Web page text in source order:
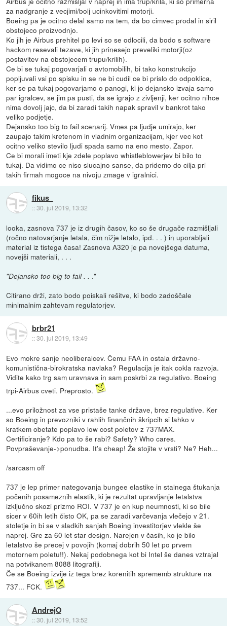
za nadgranje z vecjimi/bolj ucinkovitimi motorji.
Boeing pa je ocitno delal samo na tem, da bo cimvec prodal in siril
obstojeco proizvodnjo.
Ko jih je Airbus prehitel po levi so se odlocili, da bodo s software
hackom resevali tezave, ki jih prinesejo preveliki motorji(oz
postavitev na obstojecem trupu/krilih).
Ce bi se tukaj pogovarjali o avtomobilih, bi tako konstrukcijo
popljuvali vsi po spisku in se ne bi cudil ce bi prislo do odpoklica,
ker se pa tukaj pogovarjamo o panogi, ki jo dejansko izvaja samo
par igralcev, se jim pa pusti, da se igrajo z zivljenji, ker ocitno nihce
nima dovolj jajc, da bi zaradi takih napak spravil v bankrot tako
veliko podjetje.
Dejansko too big to fail scenarij. Vmes pa ljudje umirajo, ker
zaupajo takim kretenom in vladnim organizacijam, kjer vec kot
ocitno veliko stevilo ljudi spada samo na eno mesto. Zapor.
Ce bi morali imeti kje zdele poplavo whistleblowerjev bi bilo to
tukaj. Da vidimo ce niso slucajno sanse, da pridemo do cilja pri
takih firmah mogoce na nivoju zmage v igralnici.
fikus_
::30. jul 2019, 13:32
looka, zasnova 737 je iz drugih časov, ko so še drugače razmišljali
(ročno natovarjanje letala, čim nižje letalo, ipd. . . ) in uporabljali
material iz tistega časa! Zasnova A320 je pa novejšega datuma,
novejši materiali, . . .
"Dejansko too big to fail . . ."
Citirano drži, zato bodo poiskali rešitve, ki bodo zadoščale
minimalnim zahtevam regulatorjev.
brbr21
::30. jul 2019, 13:49
Evo mokre sanje neoliberalcev. Čemu FAA in ostala državno-
komunistična-birokratska navlaka? Regulacija je itak cokla razvoja.
Vidite kako trg sam uravnava in sam poskrbi za regulativo. Boeing
trpi-Airbus cveti. Preprosto.
...evo priložnost za vse pristaše tanke države, brez regulative. Ker
so Boeing in prevozniki v rahlih finančnih škripcih si lahko v
kratkem obetate poplavo low cost poletov z 737MAX.
Certificiranje? Kdo pa to še rabi? Safety? Who cares.
Povpraševanje->ponudba. It's cheap! Že stojite v vrsti? Ne? Heh...
/sarcasm off
737 je lep primer nategovanja bungee elastike in stalnega štukanja
počenih posameznih elastik, ki je rezultat upravljanje letalstva
izključno skozi prizmo ROI. V 737 je en kup neumnosti, ki so bile
sicer v 60ih letih čisto OK, pa se zaradi varčevanja vlečejo v 21.
stoletje in bi se v sladkih sanjah Boeing investitorjev vlekle še
naprej. Gre za 60 let star design. Narejen v časih, ko je bilo
letalstvo še precej v povojih (komaj dobrih 50 let po prvem
motornem poletu!!). Nekaj podobnega kot bi Intel še danes vztrajal
na potvikanem 8088 litografiji.
Če se Boeing izvije iz tega brez korenitih sprememb strukture na
737... FCK.
AndrejO
::30. jul 2019, 13:52